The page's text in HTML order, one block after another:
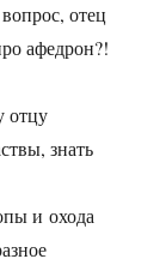
отец
афедрон?!
отцу
знать
и охода